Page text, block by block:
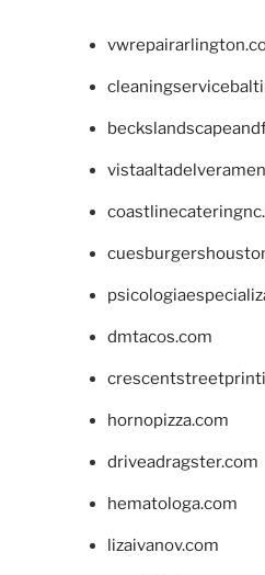
dmtacos.com
hornopizza.com
driveadragster.com
hematologa.com
lizaivanov.com